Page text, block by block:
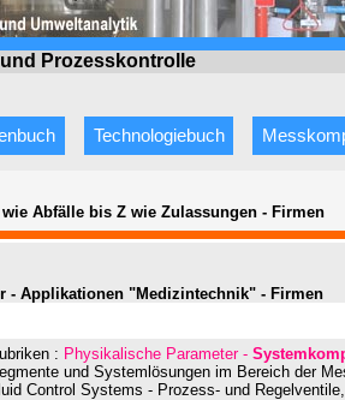
und Prozesskontrolle
Technologiebuch
wie Abfälle bis Z wie Zulassungen - Firmen
- Applikationen "Medizintechnik" - Firmen
: Physikalische Parameter -
und Systemlösungen im Bereich der
Control Systems - Prozess- und